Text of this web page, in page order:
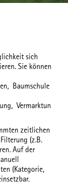
sich
Sie können
Baumschule
Vermarktun
zeitlichen
(z.B.
Auf der
(Kategorie,